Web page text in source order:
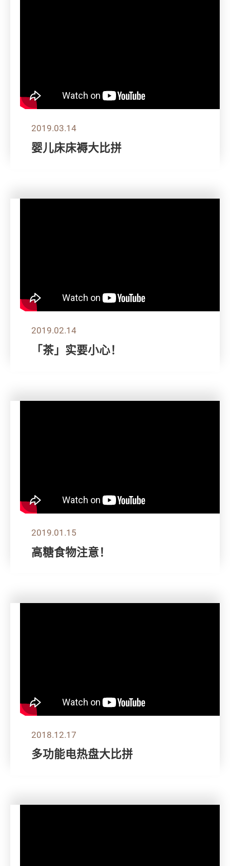
2019.03.14
婴儿床床褥大比拼
2019.02.14
「茶」实要小心！
2019.01.15
高糖食物注意！
2018.12.17
多功能电热盘大比拼